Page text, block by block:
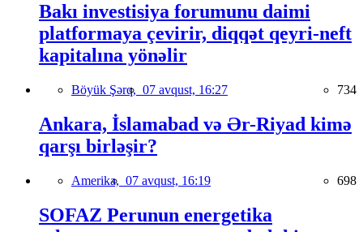
Bakı investisiya forumunu daimi
platformaya çevirir, diqqət qeyri-neft
kapitalına yönəlir
Böyük Şərq, 07 avqust, 16:27 734
Ankara, İslamabad və Ər-Riyad kimə
qarşı birləşir?
Amerika, 07 avqust, 16:19 698
SOFAZ Perunun energetika